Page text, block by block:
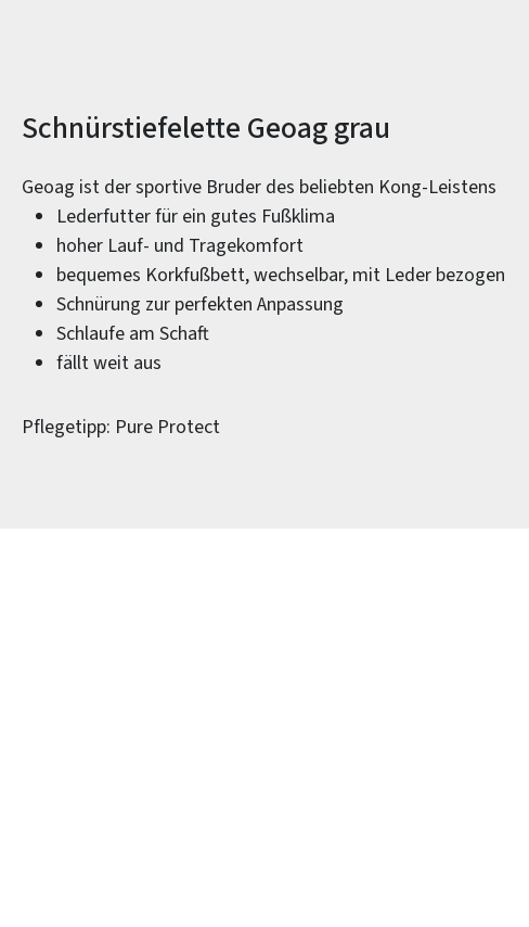
Produktinformationen
Schnürstiefelette Geoag grau
Geoag ist der sportive Bruder des beliebten Kong-Leistens
Lederfutter für ein gutes Fußklima
hoher Lauf- und Tragekomfort
bequemes Korkfußbett, wechselbar, mit Leder bezogen
Schnürung zur perfekten Anpassung
Schlaufe am Schaft
fällt weit aus
Pflegetipp: Pure Protect